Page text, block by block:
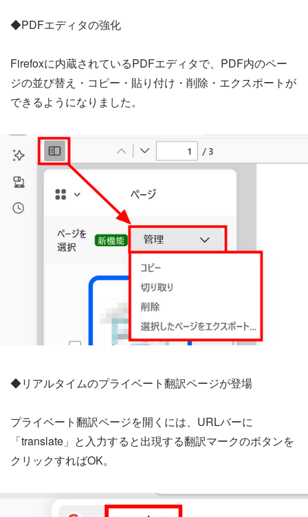
◆PDFエディタの強化
Firefoxに内蔵されているPDFエディタで、PDF内のペー
ジの並び替え・コピー・貼り付け・削除・エクスポートが
できるようになりました。
◆リアルタイムのプライベート翻訳ページが登場
プライベート翻訳ページを開くには、URLバーに
「translate」と入力すると出現する翻訳マークのボタンを
クリックすればOK。